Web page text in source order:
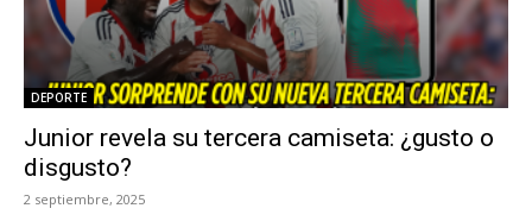
DEPORTE
Junior revela su tercera camiseta: ¿gusto o
disgusto?
2 septiembre, 2025